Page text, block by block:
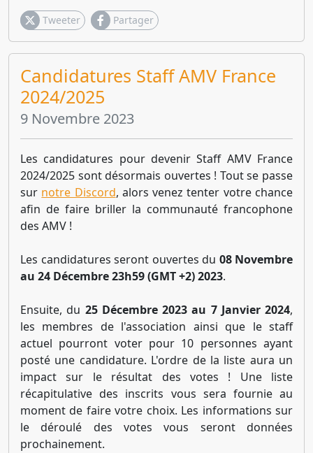
Tweeter Partager
Candidatures Staff AMV France
2024/2025
9 Novembre 2023
Les candidatures pour devenir Staff AMV France
2024/2025 sont désormais ouvertes ! Tout se passe
sur notre Discord, alors venez tenter votre chance
afin de faire briller la communauté francophone
des AMV !
Les candidatures seront ouvertes du 08 Novembre
au 24 Décembre 23h59 (GMT +2) 2023.
Ensuite, du 25 Décembre 2023 au 7 Janvier 2024,
les membres de l'association ainsi que le staff
actuel pourront voter pour 10 personnes ayant
posté une candidature. L'ordre de la liste aura un
impact sur le résultat des votes ! Une liste
récapitulative des inscrits vous sera fournie au
moment de faire votre choix. Les informations sur
le déroulé des votes vous seront données
prochainement.